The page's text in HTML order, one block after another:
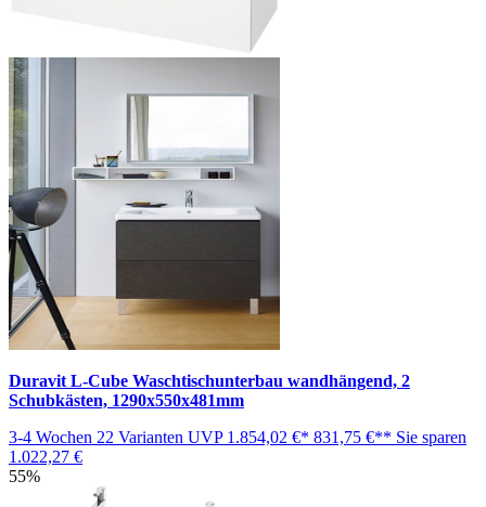
Duravit L-Cube Waschtischunterbau wandhängend, 2
Schubkästen, 1290x550x481mm
3-4 Wochen 22 Varianten UVP 1.854,02 €* 831,75 €** Sie sparen
1.022,27 €
55%